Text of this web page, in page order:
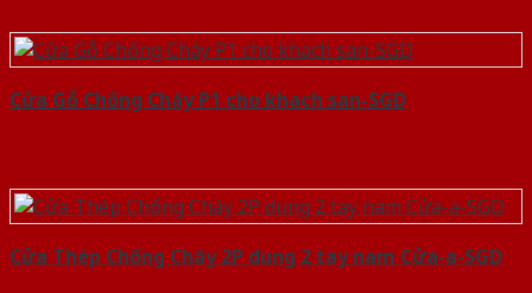
Cửa Gỗ Chống Cháy P1 cho khach san-SGD
Cửa Thép Chống Cháy 2P dung 2 tay nam Cửa-a-SGD